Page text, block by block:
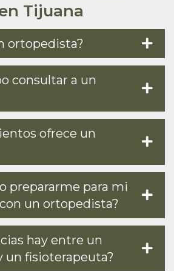
Tijuana
ortopedista?
consultar a un
ofrece un
prepararme para mi
un ortopedista?
hay entre un
un fisioterapeuta?